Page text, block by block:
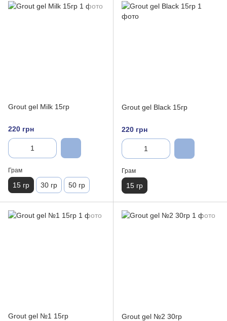
Grout gel Milk 15гр
220 грн
Грам
15 гр 30 гр 50 гр
Grout gel Black 15гр
220 грн
Грам
15 гр
Grout gel №1 15гр Grout gel №2 30гр